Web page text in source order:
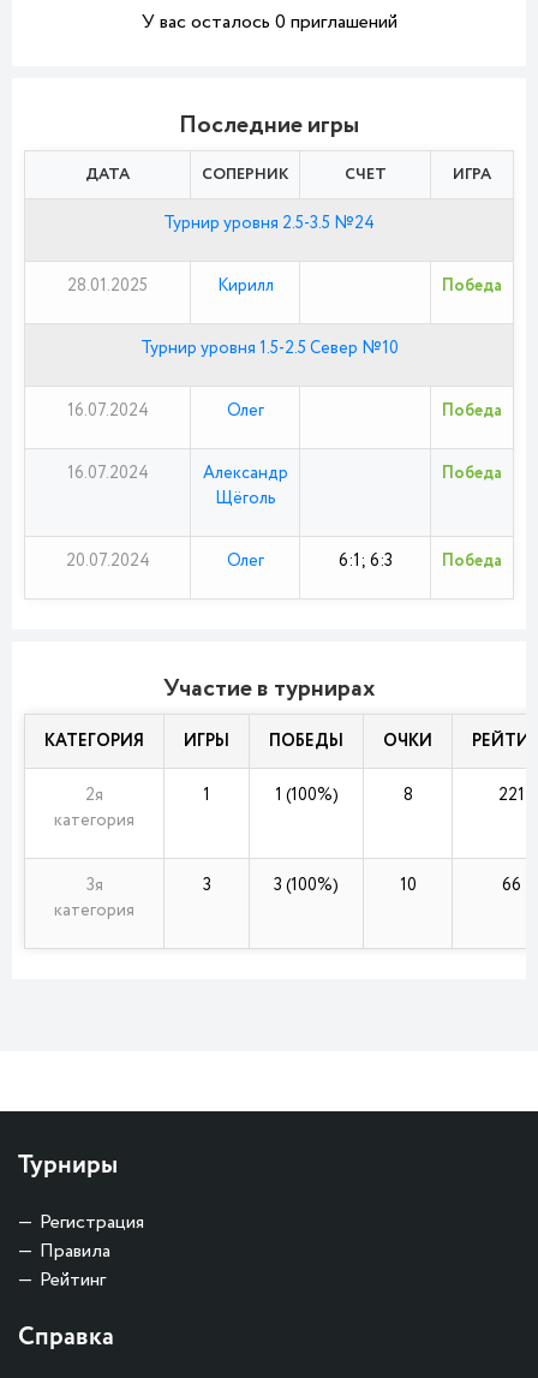
У вас осталось 0 приглашений
Последние игры
ДАТА СОПЕРНИК СЧЕТ ИГРА
Турнир уровня 2.5-3.5 №24
28.01.2025 Кирилл Победа
Турнир уровня 1.5-2.5 Север №10
16.07.2024 Олег Победа
16.07.2024
Александр
Щёголь
Победа
20.07.2024 Олег 6:1; 6:3 Победа
Участие в турнирах
КАТЕГОРИЯ ИГРЫ ПОБЕДЫ ОЧКИ
2я
категория
1 1 (100%) 8 221
3я
категория
3 3 (100%) 10 66
Турниры
Регистрация
Правила
Рейтинг
Справка